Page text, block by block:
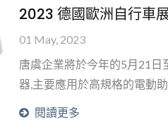
2023 德國歐洲自行車展
01 May, 2023
唐虞企業將於今年的5月21
器,主要應用於高規格的電動
閱讀更多